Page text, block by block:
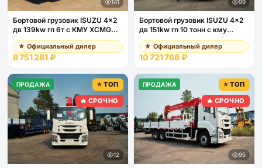
141
Бортовой грузовик ISUZU 4x2
дв 139kw гп 6т c КМУ XCMG
SQS157 гп 6,3т 4 секции 12.8м
кузов 6000*2400*550 колеса
8.25R20 спальник задние
★ Официальный дилер
8 751 281 ₽
99
Бортовой грузовик ISUZU 4x2
дв 151kw гп 10 тонн c кму
VIGRUS SHS2006 гп 8 тонн 6
секций 20м кузов
6500*2470*550
★ Официальный дилер
10 721 768 ₽
ПРОДАЖА
⭐ ТОП
🔥 СРОЧНО
12
ПРОДАЖА
⭐ ТОП
🔥 СРОЧНО
95